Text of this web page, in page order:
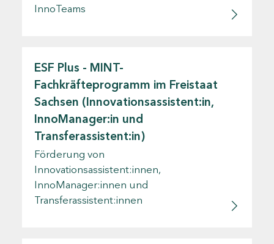
InnoTeams
ESF Plus - MINT-
Fachkräfteprogramm im Freistaat
Sachsen (Innovationsassistent:in,
InnoManager:in und
Transferassistent:in)
Förderung von
Innovationsassistent:innen,
InnoManager:innen und
Transferassistent:innen